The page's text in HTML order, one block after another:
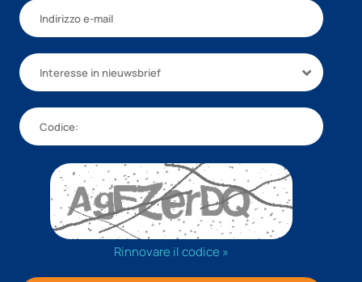
Interesse in nieuwsbrief
Rinnovare il codice »